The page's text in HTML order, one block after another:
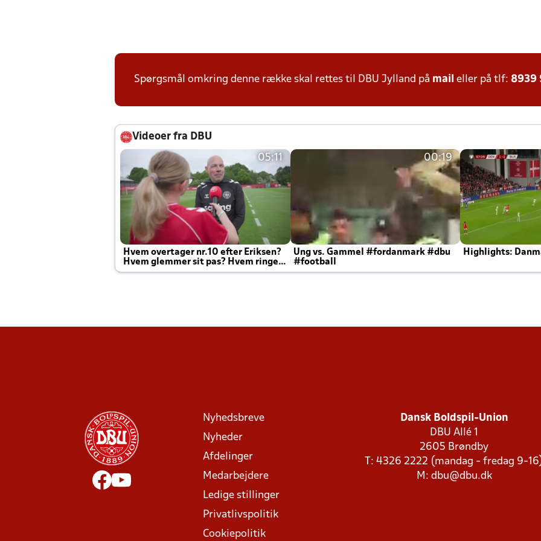
Spørgsmål omkring denne række skal rettes til DBU Jylland på mail eller på tlf: 8939
Videoer fra DBU
05:11
Hvem overtager nr.10 efter Eriksen?
Hvem glemmer sit pas? Hvem ringer
Joachim altid til efter kampe?
00:19
Ung vs. Gammel #fordanmark #dbu
#football
Highlights:
Nyhedsbreve
Nyheder
Afdelinger
Medarbejdere
Ledige stillinger
Privatlivspolitik
Cookiepolitik
Dansk Boldspil-Union
DBU Allé 1
2605 Brøndby
T: 4326 2222 (mandag - fredag 9-
M: dbu@dbu.dk